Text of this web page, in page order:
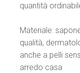
quantità
Materiale:
qualità,
anche a pelli
arredo casa